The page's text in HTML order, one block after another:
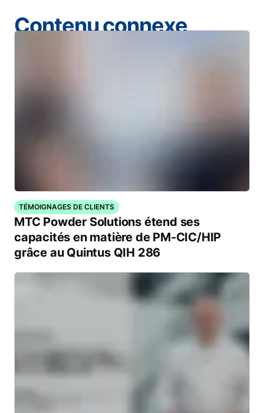
Contenu connexe
TÉMOIGNAGES DE CLIENTS
MTC Powder Solutions étend ses
capacités en matière de PM-CIC/HIP
grâce au Quintus QIH 286